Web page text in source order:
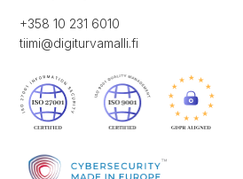
+358 10 231 6010
tiimi@digiturvamalli.fi